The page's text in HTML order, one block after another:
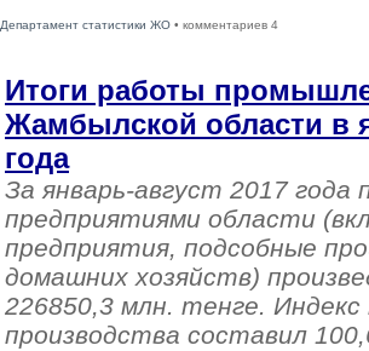
Департамент статистики ЖО • комментариев 4
Итоги работы
Жамбылской области в
года
За январь-август 2017
предприятиями области
предприятия, подсобные
домашних хозяйств)
226850,3 млн. тенге.
производства составил